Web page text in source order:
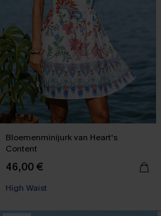
Bloemenminijurk van Heart's
Content
46,00 €
High Waist